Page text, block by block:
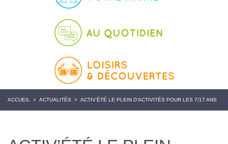
ACCUEIL > ACTUALITÉS > ACTIV’ÉTÉ LE PLEIN D’ACTIVITÉS POUR LES 7/17 ANS